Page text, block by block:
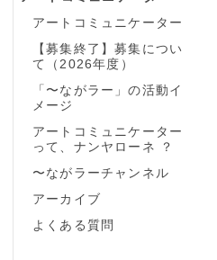
アートコミュニケーター
【募集終了】募集につい
て（2026年度）
「〜ながラー」の活動イ
メージ
アートコミュニケーター
って、ナンヤローネ ？
〜ながラーチャンネル
アーカイブ
よくある質問